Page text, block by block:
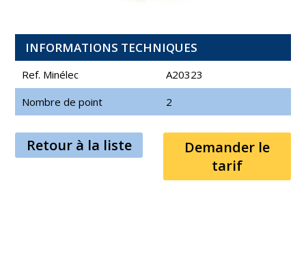
INFORMATIONS TECHNIQUES
Ref. Minélec
A20323
Nombre de point
2
Retour à la liste
Demander le
tarif